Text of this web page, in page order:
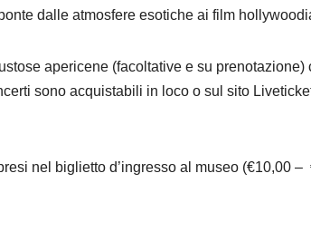
dalle atmosfere esotiche ai film
apericene (facoltative e su prenotazione)
sono acquistabili in loco o sul sito
nel biglietto d’ingresso al museo (€10,00 –